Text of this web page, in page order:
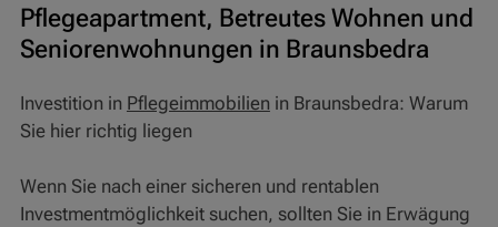
Pflegeapartment, Betreutes Wohnen und
Seniorenwohnungen in Braunsbedra
Investition in Pflegeimmobilien in Braunsbedra: Warum
Sie hier richtig liegen
Wenn Sie nach einer sicheren und rentablen
Investmentmöglichkeit suchen, sollten Sie in Erwägung